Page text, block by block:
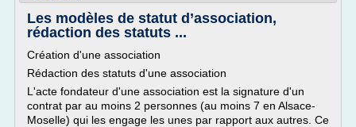
Les modèles de statut d’association,
rédaction des statuts ...
Création d'une association
Rédaction des statuts d'une association
L'acte fondateur d'une association est la signature d'un
contrat par au moins 2 personnes (au moins 7 en Alsace-
Moselle) qui les engage les unes par rapport aux autres. Ce